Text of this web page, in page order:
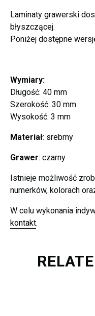
Laminaty grawerski
błyszczącej.
Poniżej dostępne
Wymiary:
Długość: 40 mm
Szerokość: 30 mm
Wysokość: 3 mm
Materiał: srebrny
Grawer: czarny
Istnieje możliwość
numerków, kolorach
W celu wykonania
kontakt.